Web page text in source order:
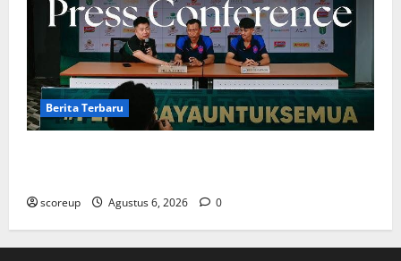
Berita Terbaru
scoreup Agustus 6, 2026 0